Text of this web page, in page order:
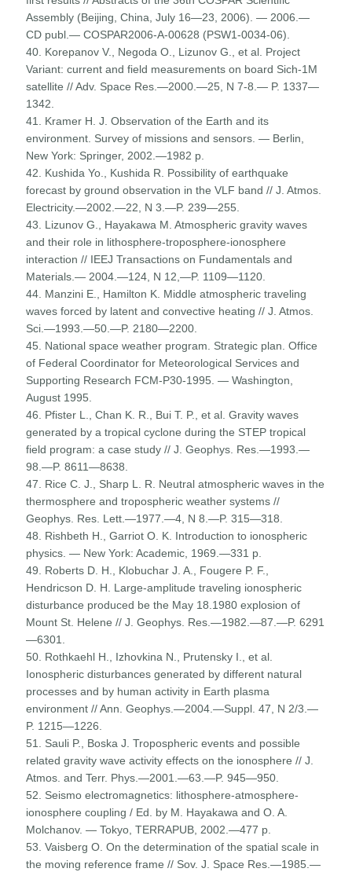
Assembly (Beijing, China, July 16—23, 2006). — 2006.—
CD publ.— COSPAR2006-A-00628 (PSW1-0034-06).
40. Korepanov V., Negoda O., Lizunov G., et al. Project
Variant: current and field measurements on board Sich-1M
satellite // Adv. Space Res.—2000.—25, N 7-8.— P. 1337—
1342.
41. Kramer H. J. Observation of the Earth and its
environment. Survey of missions and sensors. — Berlin,
New York: Springer, 2002.—1982 p.
42. Kushida Yo., Kushida R. Possibility of earthquake
forecast by ground observation in the VLF band // J. Atmos.
Electricity.—2002.—22, N 3.—P. 239—255.
43. Lizunov G., Hayakawa M. Atmospheric gravity waves
and their role in lithosphere-troposphere-ionosphere
interaction // IEEJ Transactions on Fundamentals and
Materials.— 2004.—124, N 12,—P. 1109—1120.
44. Manzini E., Hamilton K. Middle atmospheric traveling
waves forced by latent and convective heating // J. Atmos.
Sci.—1993.—50.—P. 2180—2200.
45. National space weather program. Strategic plan. Office
of Federal Coordinator for Meteorological Services and
Sup­porting Research FCM-P30-1995. — Washington,
August 1995.
46. Pfister L., Chan K. R., Bui T. P., et al. Gravity waves
generated by a tropical cyclone during the STEP tropical
field program: a case study // J. Geophys. Res.—1993.—
98.—P. 8611—8638.
47. Rice C. J., Sharp L. R. Neutral atmospheric waves in the
thermosphere and tropospheric weather systems //
Geophys. Res. Lett.—1977.—4, N 8.—P. 315—318.
48. Rishbeth H., Garriot O. K. Introduction to ionospheric
physics. — New York: Academic, 1969.—331 p.
49. Roberts D. H., Klobuchar J. A., Fougere P. F.,
Hendricson D. H. Large-amplitude traveling ionospheric
distur­bance produced be the May 18.1980 explosion of
Mount St. Helene // J. Geophys. Res.—1982.—87.—P. 6291
—6301.
50. Rothkaehl H., Izhovkina N., Prutensky I., et al.
Ionospheric disturbances generated by different natural
processes and by human activity in Earth plasma
environment // Ann. Geophys.—2004.—Suppl. 47, N 2/3.—
P. 1215—1226.
51. Sauli P., Boska J. Tropospheric events and possible
related gravity wave activity effects on the ionosphere // J.
Atmos. and Terr. Phys.—2001.—63.—P. 945—950.
52. Seismo electromagnetics: lithosphere-atmosphere-
ionosphere coupling / Ed. by M. Hayakawa and O. A.
Molchanov. — Tokyo, TERRAPUB, 2002.—477 p.
53. Vaisberg O. On the determination of the spatial scale in
the moving reference frame // Sov. J. Space Res.—1985.—